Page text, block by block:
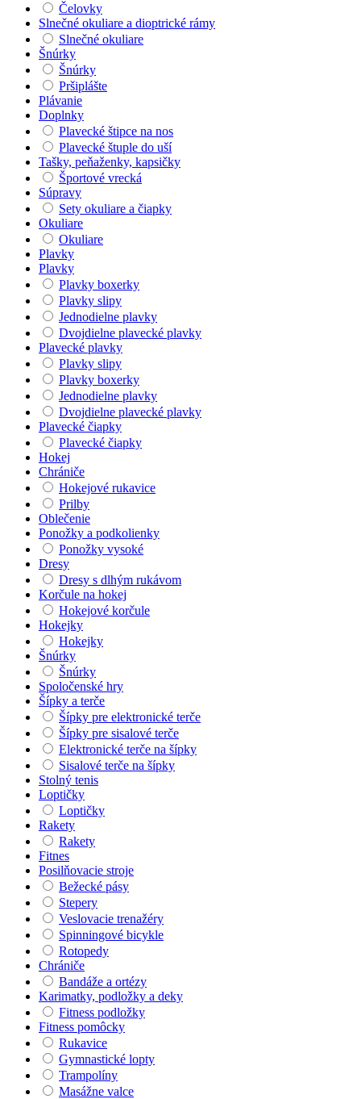
Čelovky
Slnečné okuliare a dioptrické rámy
Slnečné okuliare
Šnúrky
Šnúrky
Pršiplášte
Plávanie
Doplnky
Plavecké štipce na nos
Plavecké štuple do uší
Tašky, peňaženky, kapsičky
Športové vrecká
Súpravy
Sety okuliare a čiapky
Okuliare
Okuliare
Plavky
Plavky
Plavky boxerky
Plavky slipy
Jednodielne plavky
Dvojdielne plavecké plavky
Plavecké plavky
Plavky slipy
Plavky boxerky
Jednodielne plavky
Dvojdielne plavecké plavky
Plavecké čiapky
Plavecké čiapky
Hokej
Chrániče
Hokejové rukavice
Prilby
Oblečenie
Ponožky a podkolienky
Ponožky vysoké
Dresy
Dresy s dlhým rukávom
Korčule na hokej
Hokejové korčule
Hokejky
Hokejky
Šnúrky
Šnúrky
Spoločenské hry
Šípky a terče
Šípky pre elektronické terče
Šípky pre sisalové terče
Elektronické terče na šípky
Sisalové terče na šípky
Stolný tenis
Loptičky
Loptičky
Rakety
Rakety
Fitnes
Posilňovacie stroje
Bežecké pásy
Stepery
Veslovacie trenažéry
Spinningové bicykle
Rotopedy
Chrániče
Bandáže a ortézy
Karimatky, podložky a deky
Fitness podložky
Fitness pomôcky
Rukavice
Gymnastické lopty
Trampolíny
Masážne valce